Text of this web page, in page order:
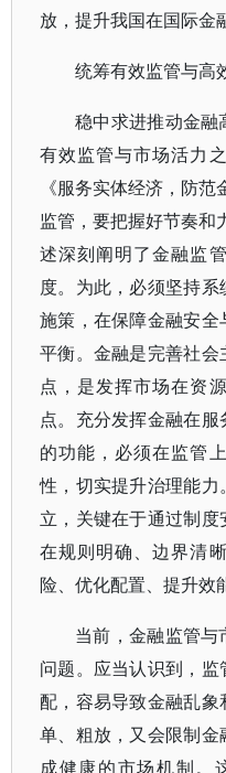
放，提升我国在国际金
统筹有效监管与高
稳中求进推动金融
有效监管与市场活力
《服务实体经济，防
监管，要把握好节奏和
述深刻阐明了金融监
度。为此，必须坚持
施策，在保障金融安
平衡。金融是完善社
点，是发挥市场在资
点。充分发挥金融在
的功能，必须在监管
性，切实提升治理能
立，关键在于通过制度
在规则明确、边界清
险、优化配置、提升效
当前，金融监管
问题。应当认识到，
配，容易导致金融乱
单、粗放，又会限制
成健康的市场机制。